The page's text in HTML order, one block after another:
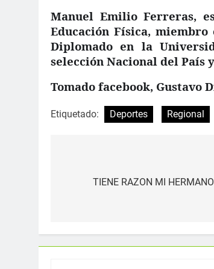
Manuel Emilio Ferreras,
Educación Física,
Diplomado en la
selección Nacional del País
Tomado facebook, Gustavo
Etiquetado: Deportes Regional
TIENE RAZON MI